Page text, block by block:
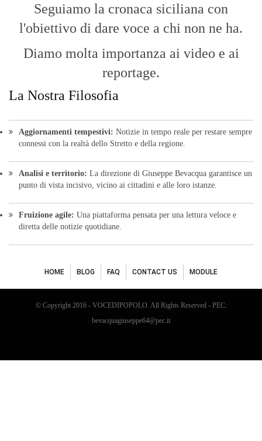
Seguiamo la cronaca siciliana con
l'obiettivo di dare voce a chi non ne ha.
Diamo molta importanza ai video e ai
reportage.
La Nostra Filosofia
Aggiornamenti tempestivi: Notizie in tempo reale per restare sempre
connessi con la realtà dello Stretto e della regione.
Analisi e territorio: La direzione di Giuseppe Bevacqua garantisce un
punto di vista incisivo, vicino ai cittadini e alle loro istanze.
Fruizione agile: Una piattaforma pensata per una lettura veloce e
diretta delle notizie quotidiane.
HOME BLOG FAQ CONTACT US MODULE
© Copyright 2016 - VOCEDIPOPOLO. All Rights Reserved - PEC:
bevacquagiuseppe64@pec.it